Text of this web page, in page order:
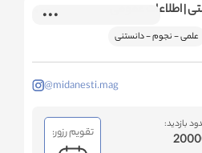
| اطلاعات عمومی
علمی - نجوم - دانستنی
@midanesti.mag
بازدید: تقویم رزور: